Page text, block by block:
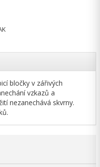
bločky v zářivých
vzkazů a
nezanechává skvrny.